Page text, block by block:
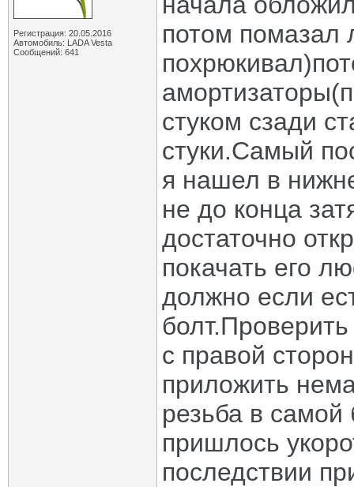
Регистрация: 20.05.2016
Автомобиль: LADA Vesta
Сообщений: 641
потом помазал
стуком сзади
стуки.Самый
я нашел в
не до конца
достаточно
покачать его
должно если
с правой
приложить
резьба в самой
пришлось
последствии